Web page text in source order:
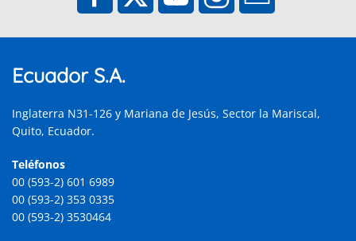
Ecuador S.A.
Inglaterra N31-126 y Mariana de Jesús, Sector la Mariscal,
Quito, Ecuador.
Teléfonos
00 (593-2) 601 6989
00 (593-2) 353 0335
00 (593-2) 3530464